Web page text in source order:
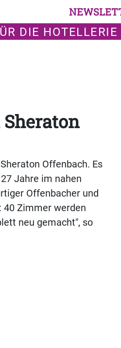
DIE HOTELLERIE
Offenbach. Es
Jahre im nahen
Offenbacher und
40 Zimmer werden
neu gemacht", so